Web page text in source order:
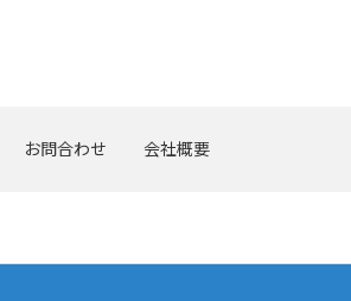
お問合わせ 会社概要